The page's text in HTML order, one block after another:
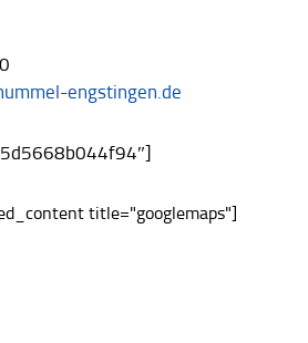
engstingen.de
title="googlemaps"]